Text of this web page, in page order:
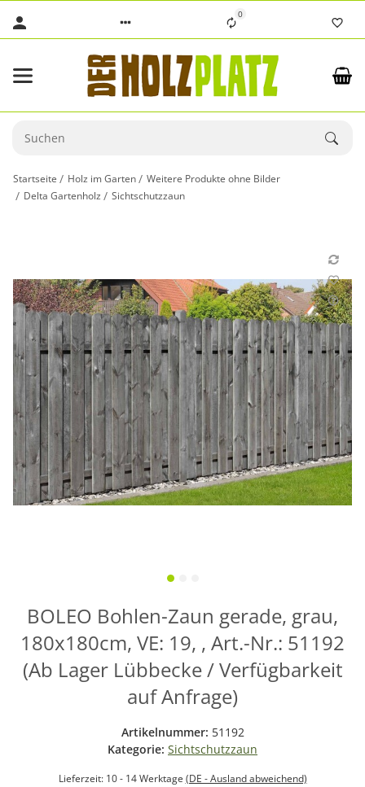
0
Startseite Holz im Garten
Weitere Produkte ohne Bilder
Delta Gartenholz
Sichtschutzzaun
BOLEO Bohlen-Zaun gerade, grau,
180x180cm, VE: 19, , Art.-Nr.: 51192
(Ab Lager Lübbecke / Verfügbarkeit
auf Anfrage)
Artikelnummer: 51192
Kategorie: Sichtschutzzaun
Lieferzeit: 10 - 14 Werktage (DE - Ausland abweichend)